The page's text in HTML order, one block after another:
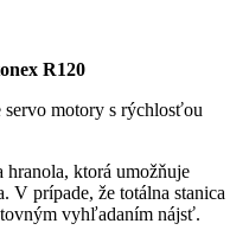
R120
servo motory s rýchlosťou
ktorá umožňuje
prípade, že totálna stanica
vyhľadaním nájsť.